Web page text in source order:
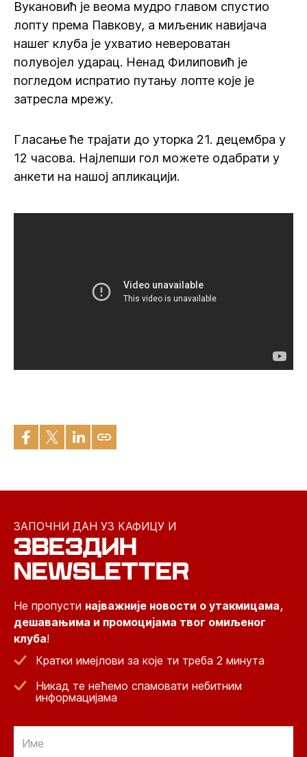
Вукановић је веома мудро главом спустио
лопту према Павкову, а миљеник навијача
нашег клуба је ухватио невероватан
полувојел ударац. Ненад Филиповић је
погледом испратио путању лопте које је
затресла мрежу.
Гласање ће трајати до уторка 21. децембра у
12 часова. Најлепши гол можете одабрати у
анкети на нашој апликацији.
ЗАПОЧНИ ДАН УЗ КАФИЦУ И
ЗВЕЗДИН
NEWSLETTER
Не пропусти најважније новости о утакмицама,
дешавањима и промоцијама твог омиљеног
клуба!
Кратки имејлови за које ти треба 2 минута
Никад те нећемо спамовати небитним
информацијама